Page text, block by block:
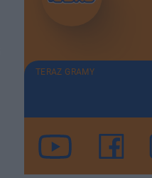
TERAZ GRAMY